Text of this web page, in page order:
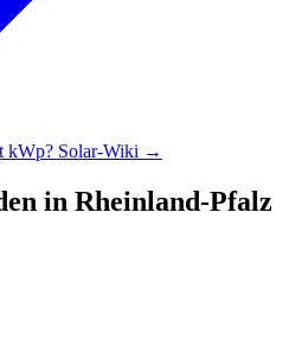
kWp? Solar-Wiki →
in Rheinland-Pfalz